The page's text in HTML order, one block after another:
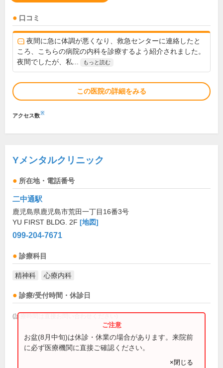
口コミ
夜間に急に体調が悪くなり、救急センターに連絡したと
ころ、こちらの病院の内科を診療するよう紹介されました。
夜間でしたが、私...
もっと読む
この医院の詳細をみる
アクセス数※
Yメンタルクリニック
所在地・電話番号
二中通駅
鹿児島県鹿児島市荒田一丁目16番3号
YU FIRST BLDG. 2F [地図]
099-204-7671
診療科目
精神科 心療内科
診療/受付時間・休診日
(診療時間は直接お問い合わせください)
お盆(8月中旬)は休診・休業の場合があります。来院前
に必ず医療機関に直接ご確認ください。
×閉じる